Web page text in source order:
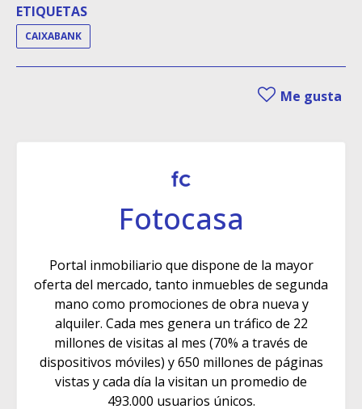
ETIQUETAS
CAIXABANK
Me gusta
Fotocasa
Portal inmobiliario que dispone de la mayor
oferta del mercado, tanto inmuebles de segunda
mano como promociones de obra nueva y
alquiler. Cada mes genera un tráfico de 22
millones de visitas al mes (70% a través de
dispositivos móviles) y 650 millones de páginas
vistas y cada día la visitan un promedio de
493.000 usuarios únicos.